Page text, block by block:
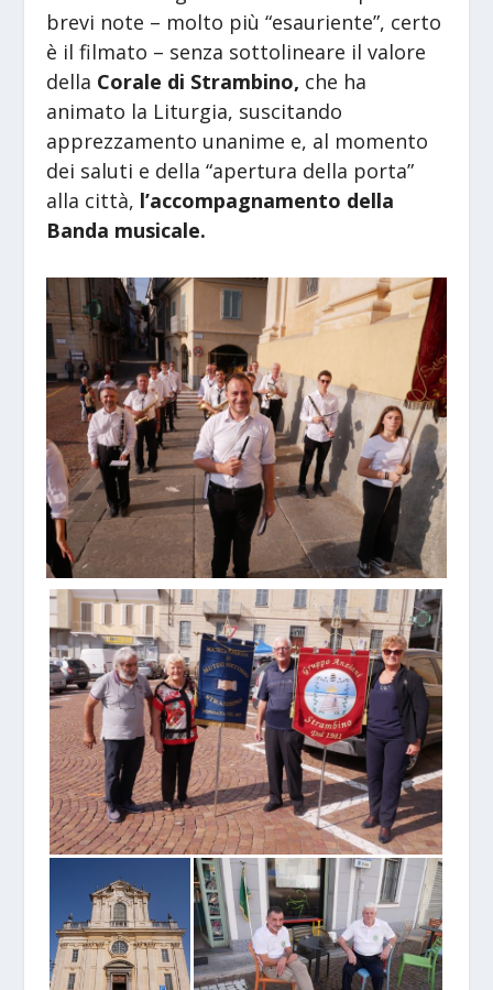
brevi note – molto più “esauriente”, certo
è il filmato – senza sottolineare il valore
della Corale di Strambino, che ha
animato la Liturgia, suscitando
apprezzamento unanime e, al momento
dei saluti e della “apertura della porta”
alla città, l’accompagnamento della
Banda musicale.